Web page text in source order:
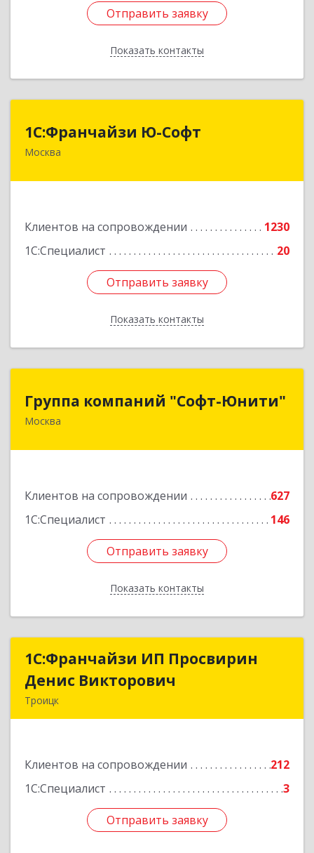
Отправить заявку
Показать контакты
Отправить заявку
Назад
1С:Франчайзи Ю-Софт
Москва
Клиентов на сопровождении
1230
1С:Специалист
20
Отправить заявку
Показать контакты
1С:Франчайзи Ю-Софт
117149, Москва г, вн.тер.г. муниципальный
Отправить заявку
Назад
Группа компаний "Софт-Юнити"
Москва
Клиентов на сопровождении
627
1С:Специалист
146
Отправить заявку
Показать контакты
Группа компаний "Софт-Юнити"
119334, Москва г, вн.тер.г. муниципальный
Подробнее
Отправить заявку
Назад
1C:Франчайзи ИП Просвирин
Денис Викторович
Троицк
Клиентов на сопровождении
212
1С:Специалист
3
Отправить заявку
1C:Франчайзи ИП Просвирин
Денис Викторович
Подробнее
Отправить заявку